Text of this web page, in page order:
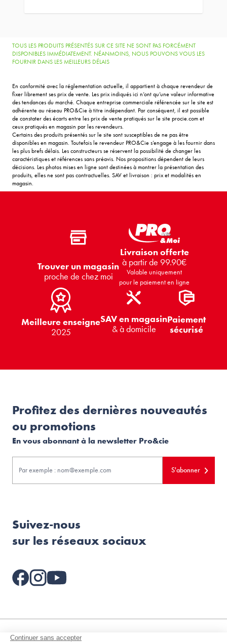
TOUS LES PRODUITS PRÉSENTÉS SUR CE SITE NE SONT PAS FORCÉMENT
DISPONIBLES IMMÉDIATEMENT. NÉANMOINS, NOUS POUVONS VOUS LES
FOURNIR DANS LES MEILLEURS DÉLAIS
En conformité avec la réglementation actuelle, il appartient à chaque revendeur de
fixer librement ses prix de vente. Les prix indiqués ici n’ont qu’une valeur informative
des tendances du marché. Chaque entreprise commerciale référencée sur le site est
adhérente au réseau PRO&Cie à titre indépendant. Par conséquent, il est possible
de constater des écarts entre les prix de vente pratiqués sur le site procie.com et
ceux pratiqués en magasin par les revendeurs.
Certains des produits présentés sur le site sont susceptibles de ne pas être
disponibles en magasin. Toutefois le revendeur PRO&Cie s’engage à les fournir dans
les plus brefs délais. Les constructeurs se réservent la possibilité de changer les
caractéristiques et références sans préavis. Nos propositions dépendent de leurs
décisions. Les photos mises en ligne sont destinées à montrer la présentation des
produits, elles ne sont pas contractuelles. SAV et livraison : prix et modalités en
magasin.
Trouver un magasin
proche de chez moi
Livraison offerte
à partir de 99.90€
Valable uniquement
pour le paiement en ligne
Meilleure enseigne
2025
SAV en magasin
& à domicile
Paiement
sécurisé
Profitez des dernières nouveautés
ou promotions
En vous abonnant à la newsletter Pro&cie
S'abonner
Suivez-nous
sur les réseaux sociaux